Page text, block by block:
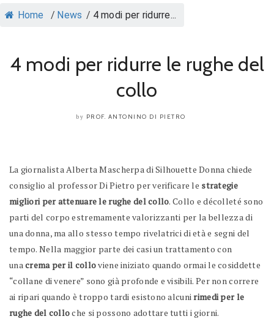
Home / News / 4 modi per ridurre...
4 modi per ridurre le rughe del
collo
by PROF. ANTONINO DI PIETRO
La giornalista Alberta Mascherpa diSilhouette Donna chiede
consiglio al professor Di Pietro per verificare le strategie
migliori per attenuare le rughe del collo. Collo e décolleté sono
parti del corpo estremamente valorizzanti per la bellezza di
una donna, ma allo stesso tempo rivelatrici di età e segni del
tempo. Nella maggior parte dei casi un trattamento con
unacrema per il colloviene iniziato quando ormai le cosiddette
“collane di venere” sono già profonde e visibili. Per non correre
ai ripari quando è troppo tardi esistono alcunirimedi per le
rughe del colloche si possono adottare tutti i giorni.